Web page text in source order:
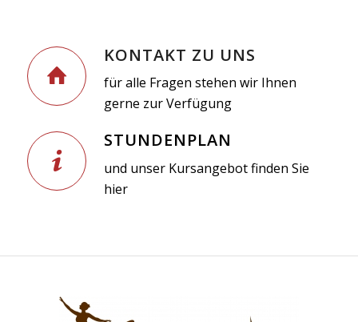
KONTAKT ZU UNS
für alle Fragen stehen wir Ihnen
gerne zur Verfügung
STUNDENPLAN
und unser Kursangebot finden Sie
hier